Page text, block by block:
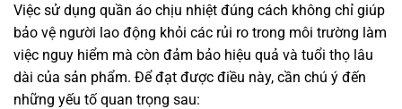
Việc sử dụng quần áo chịu nhiệt đúng cách không chỉ giúp
bảo vệ người lao động khỏi các rủi ro trong môi trường làm
việc nguy hiểm mà còn đảm bảo hiệu quả và tuổi thọ lâu
dài của sản phẩm. Để đạt được điều này, cần chú ý đến
những yếu tố quan trọng sau: